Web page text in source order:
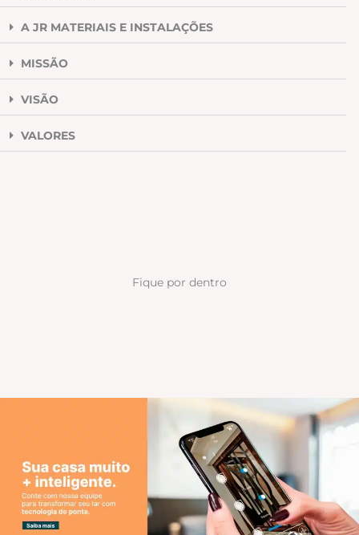
A JR MATERIAIS E INSTALAÇÕES
MISSÃO
VISÃO
VALORES
Fique por dentro